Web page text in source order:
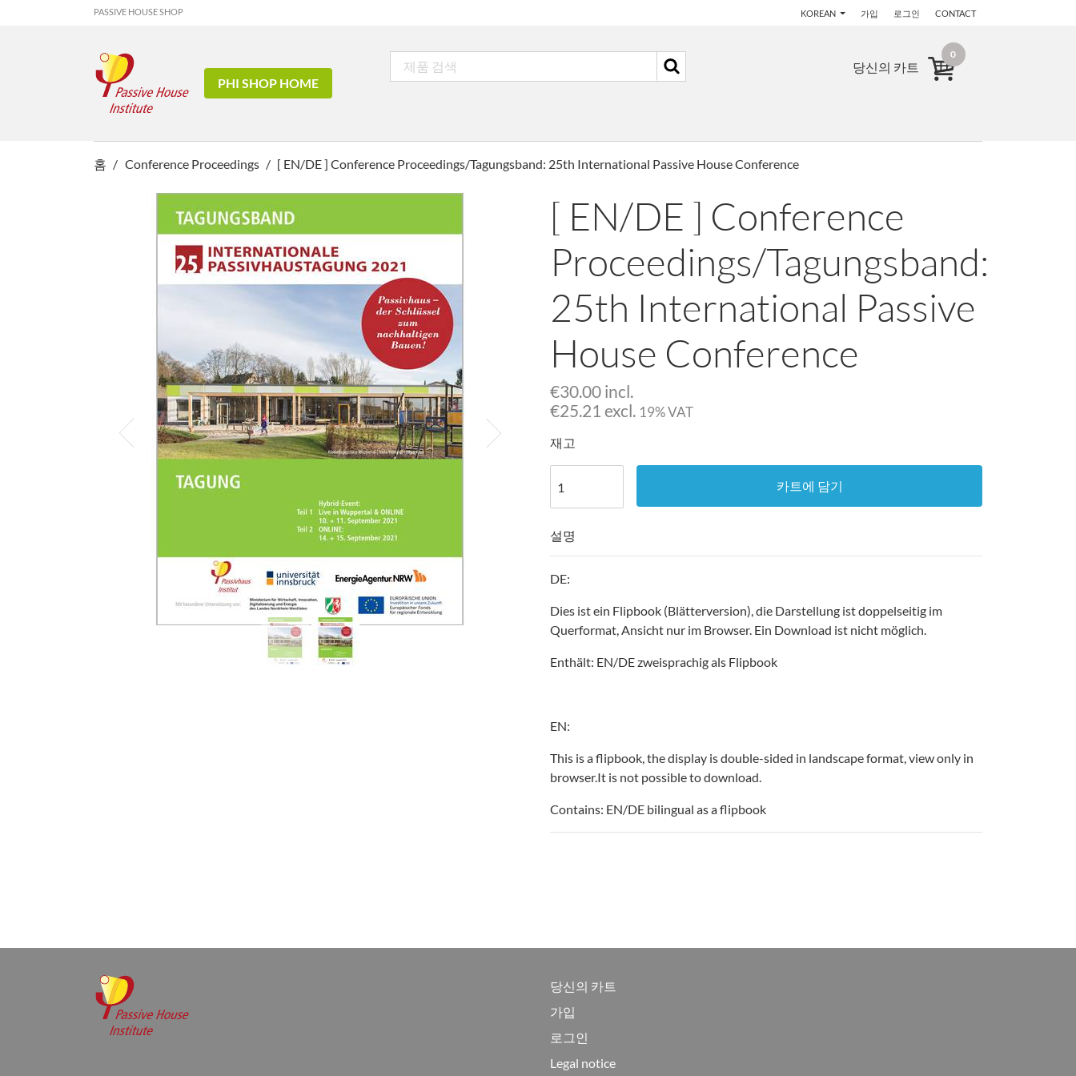
PASSIVE HOUSE SHOP KOREAN 가입 로그인 CONTACT
PHI SHOP HOME
당신의 카트
0
홈 Conference Proceedings [ EN/DE ] Conference Proceedings/Tagungsband: 25th International Passive House Conference
[ EN/DE ] Conference
Proceedings/Tagungsband:
25th International Passive
House Conference
€30.00 incl.
€25.21 excl. 19% VAT
재고
카트에 담기
설명
DE:
Dies ist ein Flipbook (Blätterversion), die Darstellung ist doppelseitig im
Querformat, Ansicht nur im Browser. Ein Download ist nicht möglich.
Enthält: EN/DE zweisprachig als Flipbook
EN:
This is a flipbook, the display is double-sided in landscape format, view only in
browser.It is not possible to download.
Contains: EN/DE bilingual as a flipbook
당신의 카트
가입
로그인
Legal notice